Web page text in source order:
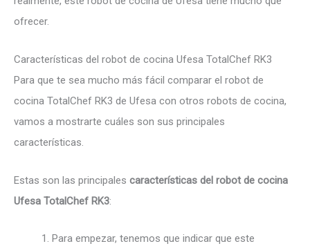
ofrecer.
Características del robot de cocina Ufesa TotalChef RK3
Para que te sea mucho más fácil comparar el robot de
cocina TotalChef RK3 de Ufesa con otros robots de cocina,
vamos a mostrarte cuáles son sus principales
características.
Estas son las principales características del robot de cocina
Ufesa TotalChef RK3:
Para empezar, tenemos que indicar que este